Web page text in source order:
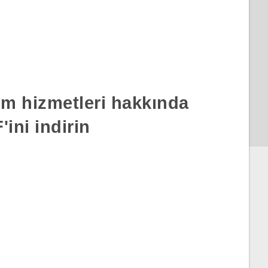
hizmetleri hakkında
indirin